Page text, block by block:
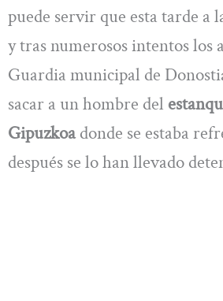
puede servir que esta tarde a
y tras numerosos intentos los
Guardia municipal de
sacar a un hombre del
Gipuzkoadonde se estaba
después se lo han llevado